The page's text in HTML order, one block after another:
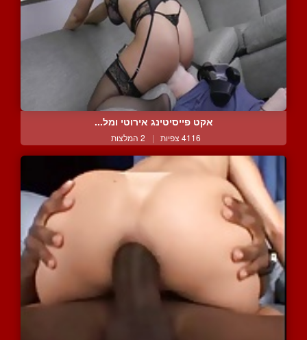
אקט פייסיטינג אירוטי ומל...
4116 צפיות | 2 המלצות